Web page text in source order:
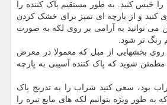
را خیس کنید. به طور مستقیم پاک کننده را
کنید و از پارچه ای تمیز برای خشک کردن
می توانید به آرامی بر روی لکه به صورت
رنگ تر شود.
روی بخشهایی از مبل که معمولا در معرض
شوید که پاک کننده آسیبی به پارچه
بود، سعی کنید شراب را به تدریج پاک
طور ویژه بتوانیم لکه های مایع تیره را